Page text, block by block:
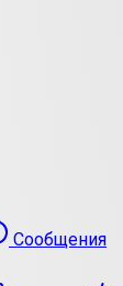
Сообщения